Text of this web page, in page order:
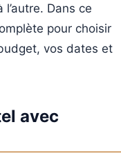
Dans ce
pour choisir
vos dates et
avec